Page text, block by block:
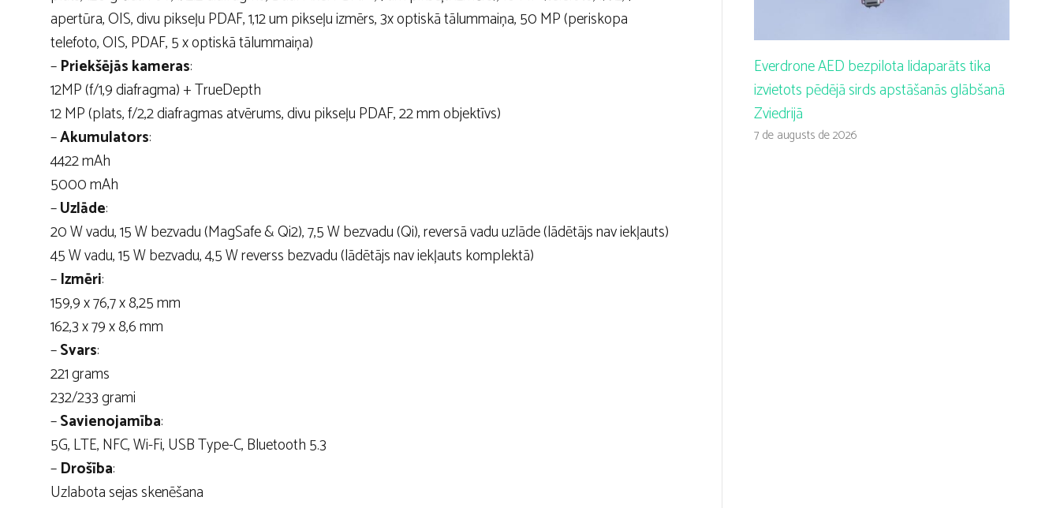
apertūra, OIS, divu pikseļu PDAF, 1,12 um pikseļu izmērs, 3x optiskā tālummaiņa, 50 MP (periskopa
telefoto, OIS, PDAF, 5 x optiskā tālummaiņa)
–Priekšējās kameras:
12MP (f/1,9 diafragma) + TrueDepth
12 MP (plats, f/2,2 diafragmas atvērums, divu pikseļu PDAF, 22 mm objektīvs)
–Akumulators:
4422 mAh
5000 mAh
–Uzlāde:
20 W vadu, 15 W bezvadu (MagSafe & Qi2), 7,5 W bezvadu (Qi), reversā vadu uzlāde (lādētājs nav iekļauts)
45 W vadu, 15 W bezvadu, 4,5 W reverss bezvadu (lādētājs nav iekļauts komplektā)
–Izmēri:
159,9 x 76,7 x 8,25 mm
162,3 x 79 x 8,6 mm
–Svars:
221 grams
232/233 grami
–Savienojamība:
5G, LTE, NFC, Wi-Fi, USB Type-C, Bluetooth 5.3
–Drošība:
Uzlabota sejas skenēšana
Everdrone AED bezpilota lidaparāts tika
izvietots pēdējā sirds apstāšanās glābšanā
Zviedrijā
7 de augusts de 2026